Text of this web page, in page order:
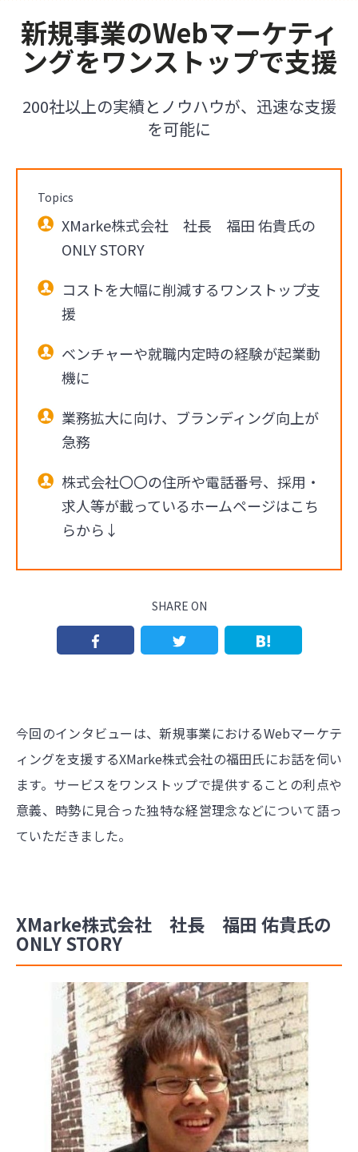
新規事業のWebマーケティ
ングをワンストップで支援
200社以上の実績とノウハウが、迅速な支援
を可能に
Topics
XMarke株式会社 社長 福田 佑貴氏の
ONLY STORY
コストを大幅に削減するワンストップ支
援
ベンチャーや就職内定時の経験が起業動
機に
業務拡大に向け、ブランディング向上が
急務
株式会社〇〇の住所や電話番号、採用・
求人等が載っているホームページはこち
らから↓
SHARE ON
今回のインタビューは、新規事業におけるWebマーケテ
ィングを支援するXMarke株式会社の福田氏にお話を伺い
ます。サービスをワンストップで提供することの利点や
意義、時勢に見合った独特な経営理念などについて語っ
ていただきました。
XMarke株式会社 社長 福田 佑貴氏の
ONLY STORY